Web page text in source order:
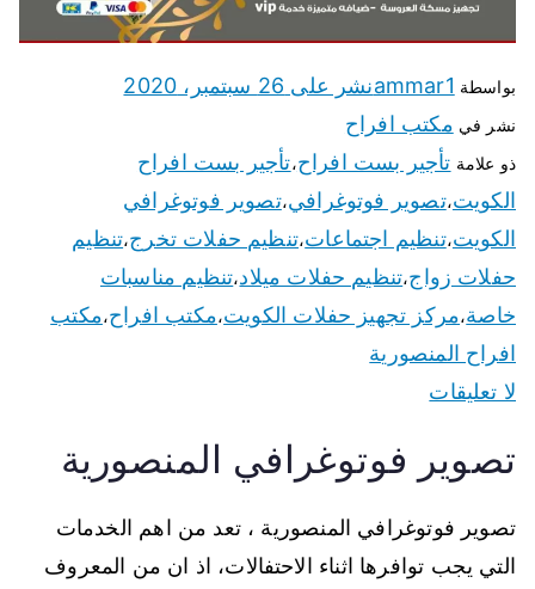
بواسطة ammar1نشر على 26 سبتمبر، 2020
نشر في مكتب افراح
ذو علامة تأجير بست افراح،تأجير بست افراح
الكويت،تصوير فوتوغرافي،تصوير فوتوغرافي
الكويت،تنظيم اجتماعات،تنظيم حفلات تخرج،تنظيم
حفلات زواج،تنظيم حفلات ميلاد،تنظيم مناسبات
خاصة،مركز تجهيز حفلات الكويت،مكتب افراح،مكتب
افراح المنصورية
لا تعليقات
تصوير فوتوغرافي المنصورية
تصوير فوتوغرافي المنصورية ، تعد من اهم الخدمات
التي يجب توافرها اثناء الاحتفالات، اذ ان من المعروف